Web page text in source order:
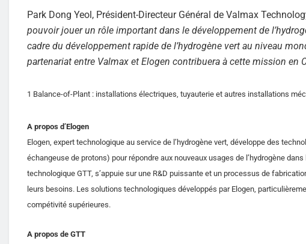
Park Dong Yeol, Président-Directeur Général de Valmax
pouvoir jouer un rôle important dans le développement de
cadre du développement rapide de l’hydrogène vert au niveau
partenariat entre Valmax et Elogen contribuera à cette mission en
1 Balance-of-Plant : installations électriques, tuyauterie et autres installations
A propos d’Elogen
Elogen, expert technologique au service de l’hydrogène vert, développe des
échangeuse de protons) pour répondre aux nouveaux usages de l’hydrogène
technologique GTT, s’appuie sur une R&D puissante et un processus de
leurs besoins. Les solutions technologiques développés par Elogen,
compétivité supérieures.
A propos de GTT